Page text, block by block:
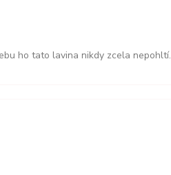
ho tato lavina nikdy zcela nepohltí.